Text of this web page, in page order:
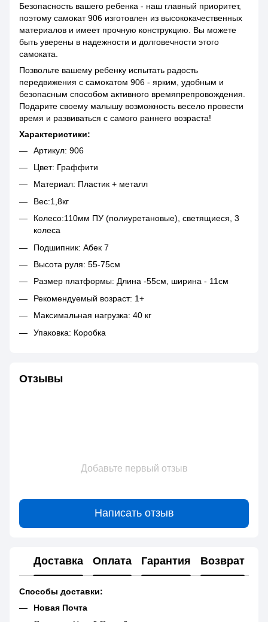
Безопасность вашего ребенка - наш главный приоритет,
поэтому самокат 906 изготовлен из высококачественных
материалов и имеет прочную конструкцию. Вы можете
быть уверены в надежности и долговечности этого
самоката.
Позвольте вашему ребенку испытать радость
передвижения с самокатом 906 - ярким, удобным и
безопасным способом активного времяпрепровождения.
Подарите своему малышу возможность весело провести
время и развиваться с самого раннего возраста!
Характеристики:
Артикул: 906
Цвет: Граффити
Материал: Пластик + металл
Вес:1,8кг
Колесо:110мм ПУ (полиуретановые), светящиеся, 3
колеса
Подшипник: Абек 7
Высота руля: 55-75см
Размер платформы: Длина -55см, ширина - 11см
Рекомендуемый возраст: 1+
Максимальная нагрузка: 40 кг
Упаковка: Коробка
Отзывы
Добавьте первый отзыв
Написать отзыв
Доставка Оплата Гарантия Возврат
Способы доставки:
Новая Почта